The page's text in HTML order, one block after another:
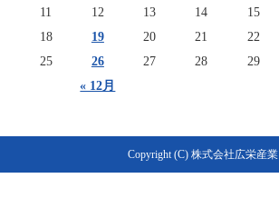
« 12月
11
12 13 14 15
18
19 20 21 22
25
26 27 28 29
Copyright (C) 株式会社広栄産業